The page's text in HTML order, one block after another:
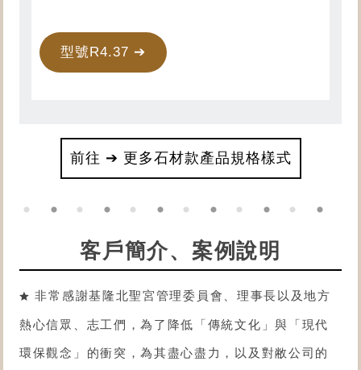
型號R4.37 ➔
前往 ➔ 更多石材款產品規格樣式
客戶簡介、案例說明
非常感謝基隆北聖宮管理委員會、理事長以及地方
熱心信眾、志工們，為了降低「傳統文化」與「現代
環保觀念」的衝突，為其盡心盡力，以及對敝公司的